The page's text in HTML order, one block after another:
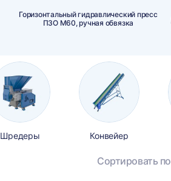
Горизонтальный гидравлический пресс
ПЗО М60, ручная обвязка
Шредеры Конвейер
Сортировать